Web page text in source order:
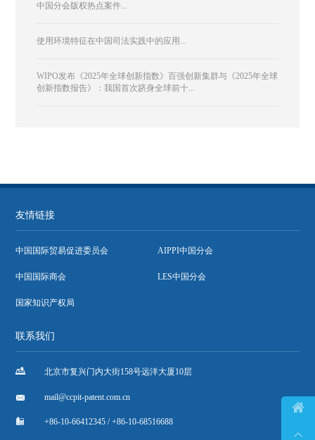
中国分会版权热点案件...
使用环境特征在中国司法实践中的应用...
WIPO发布《2025年全球创新指数》百强创新集群与《2025年全球
创新指数报告》：我国首次跻身全球前十...
友情链接
中国国际贸易促进委员会 AIPPI中国分会
中国国际商会 LES中国分会
国家知识产权局
联系我们
 北京市复兴门内大街158号远洋大厦10层
 mail@ccpit-patent.com.cn
 +86-10-66412345 / +86-10-68516688

